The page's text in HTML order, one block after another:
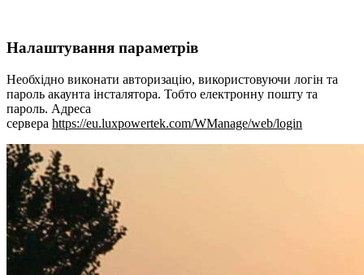
Налаштування параметрів
Необхідно виконати авторизацію, використовуючи логін та
пароль акаунта інсталятора. Тобто електронну пошту та
пароль. Адреса
сервера https://eu.luxpowertek.com/WManage/web/login